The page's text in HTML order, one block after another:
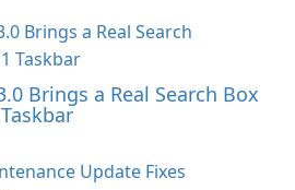
Brings a Real Search Box